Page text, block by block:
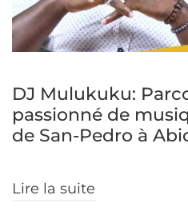
DJ Mulukuku:
passionné de
de San-Pedro à
Lire la suite